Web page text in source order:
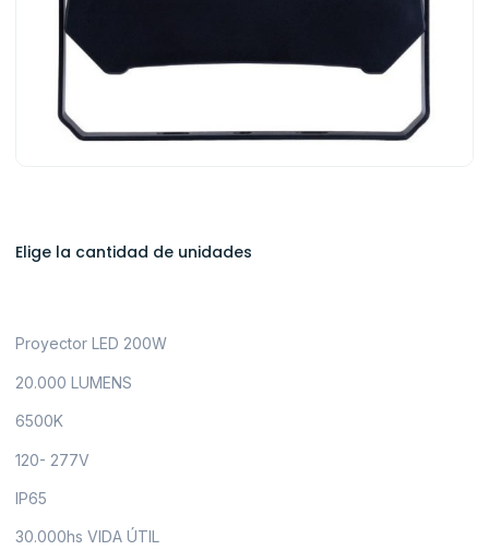
Elige la cantidad de unidades
Proyector LED 200W
20.000 LUMENS
6500K
120- 277V
IP65
30.000hs VIDA ÚTIL